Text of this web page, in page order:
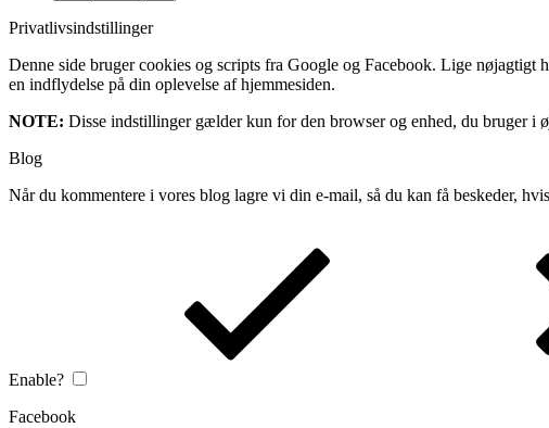
Privatlivsindstillinger
Denne side bruger cookies og scripts fra Google og Facebook. Lige
en indflydelse på din oplevelse af hjemmesiden.
NOTE: Disse indstillinger gælder kun for den browser og enhed, du bruger i
Blog
Når du kommentere i vores blog lagre vi din e-mail, så du kan få beskeder,
Enable?
Facebook